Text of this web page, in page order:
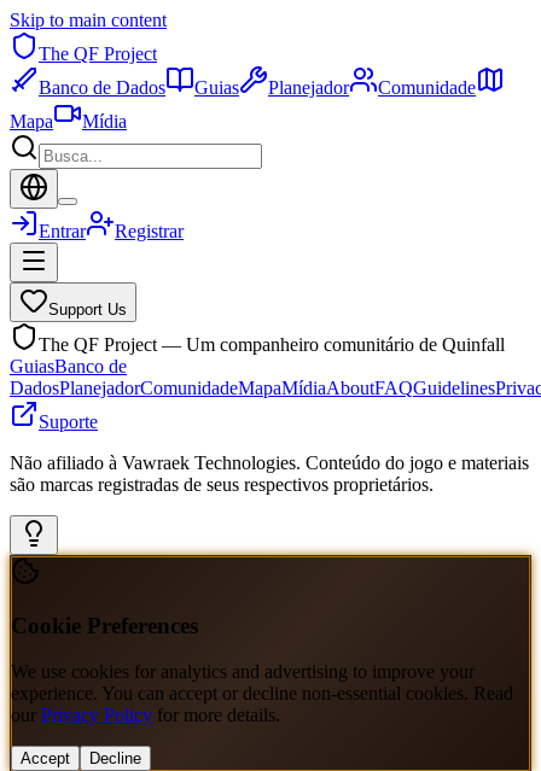
Skip to main content
The QF Project
Banco de Dados
Guias Planejador
Comunidade
Mapa
Mídia
Entrar Registrar
Support Us
The QF Project — Um companheiro comunitário de Quinfall
GuiasBanco de
DadosPlanejadorComunidadeMapaMídiaAboutFAQGuidelines
Suporte
Não afiliado à Vawraek Technologies. Conteúdo do jogo e materiais
são marcas registradas de seus respectivos proprietários.
Cookie Preferences
We use cookies for analytics and advertising to improve your
experience. You can accept or decline non-essential cookies. Read
our Privacy Policy for more details.
Accept Decline